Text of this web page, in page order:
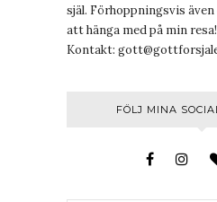
själ. Förhoppningsvis
att hänga med på min resa!
Kontakt:
FÖLJ MINA